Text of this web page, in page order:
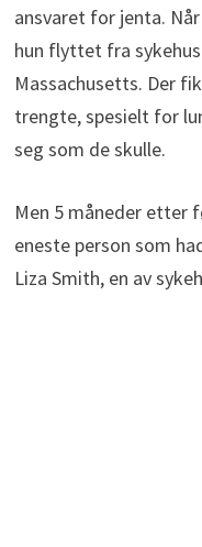
ansvaret for jenta.
hun flyttet fra
Massachusetts. Der
trengte, spesielt for
seg som de skulle.
Men 5 måneder etter
eneste person som
Liza Smith, en av